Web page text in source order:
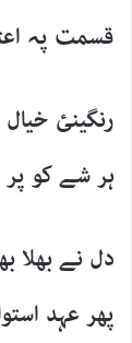
قسمت پہ
رنگینئ
ہر شے کو پر
دل نے بھلا
پھر عہد